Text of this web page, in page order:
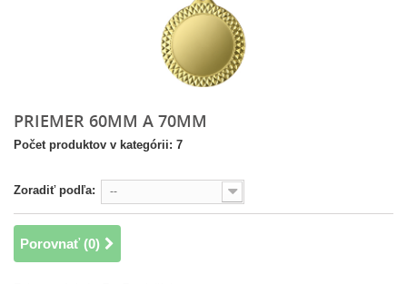
PRIEMER 60MM A 70MM
Počet produktov v kategórii: 7
Zoradiť podľa: --
Porovnať (0)